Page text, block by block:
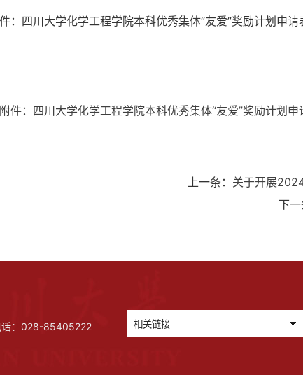
：四川大学化学工程学院本科优秀集体“友爱”奖励计划申请
附件：四川大学化学工程学院本科优秀集体“友爱”奖励计划
上一条： 关于开展
下一
：028-85405222